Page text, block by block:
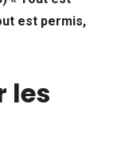
est permis,
les